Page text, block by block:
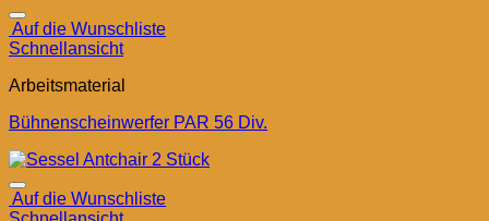
Auf die Wunschliste
Schnellansicht
Arbeitsmaterial
Bühnenscheinwerfer PAR 56 Div.
Auf die Wunschliste